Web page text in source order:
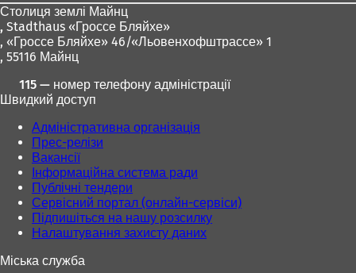
с
я
о
й
л
д
ц
і
Столиця землі Майнц
, Stadthaus «Гроссе Бляйхе»
, «Гроссе Бляйхе» 46/«Льовенхофштрассе» 1
, 55116 Майнц
115 — номер телефону адміністрації
Швидкий доступ
Адміністративна організація
Прес-релізи
Вакансії
Інформаційна система ради
Публічні тендери
Сервісний портал (онлайн-сервіси)
Підпишіться на нашу розсилку
Налаштування захисту даних
Міська служба